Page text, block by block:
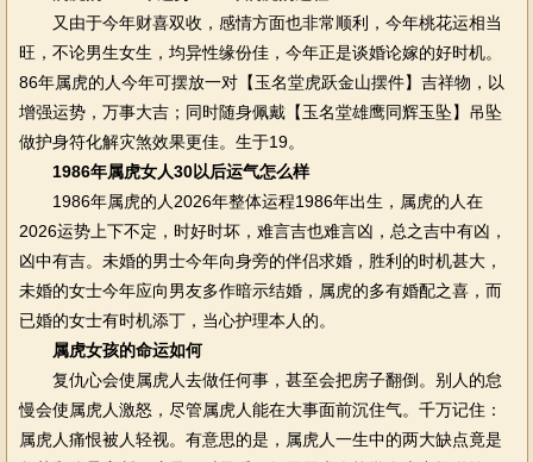
又由于今年财喜双收，感情方面也非常顺利，今年桃花运相当
旺，不论男生女生，均异性缘份佳，今年正是谈婚论嫁的好时机。
86年属虎的人今年可摆放一对【玉名堂虎跃金山摆件】吉祥物，以
增强运势，万事大吉；同时随身佩戴【玉名堂雄鹰同辉玉坠】吊坠
做护身符化解灾煞效果更佳。生于19。
1986年属虎女人30以后运气怎么样
1986年属虎的人2026年整体运程1986年出生，属虎的人在
2026运势上下不定，时好时坏，难言吉也难言凶，总之吉中有凶，
凶中有吉。未婚的男士今年向身旁的伴侣求婚，胜利的时机甚大，
未婚的女士今年应向男友多作暗示结婚，属虎的多有婚配之喜，而
已婚的女士有时机添丁，当心护理本人的。
属虎女孩的命运如何
复仇心会使属虎人去做任何事，甚至会把房子翻倒。别人的怠
慢会使属虎人激怒，尽管属虎人能在大事面前沉住气。千万记住：
属虎人痛恨被人轻视。有意思的是，属虎人一生中的两大缺点竟是